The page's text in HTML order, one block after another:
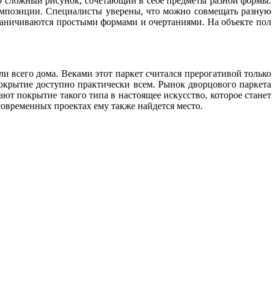
Специалисты уверены, что можно совмещать разную
простыми формами и очертаниями. На объекте пол
дома. Веками этот паркет считался прерогативой только
доступно практически всем. Рынок дворцового паркета
покрытие такого типа в настоящее искусство, которое станет
проектах ему также найдется место.